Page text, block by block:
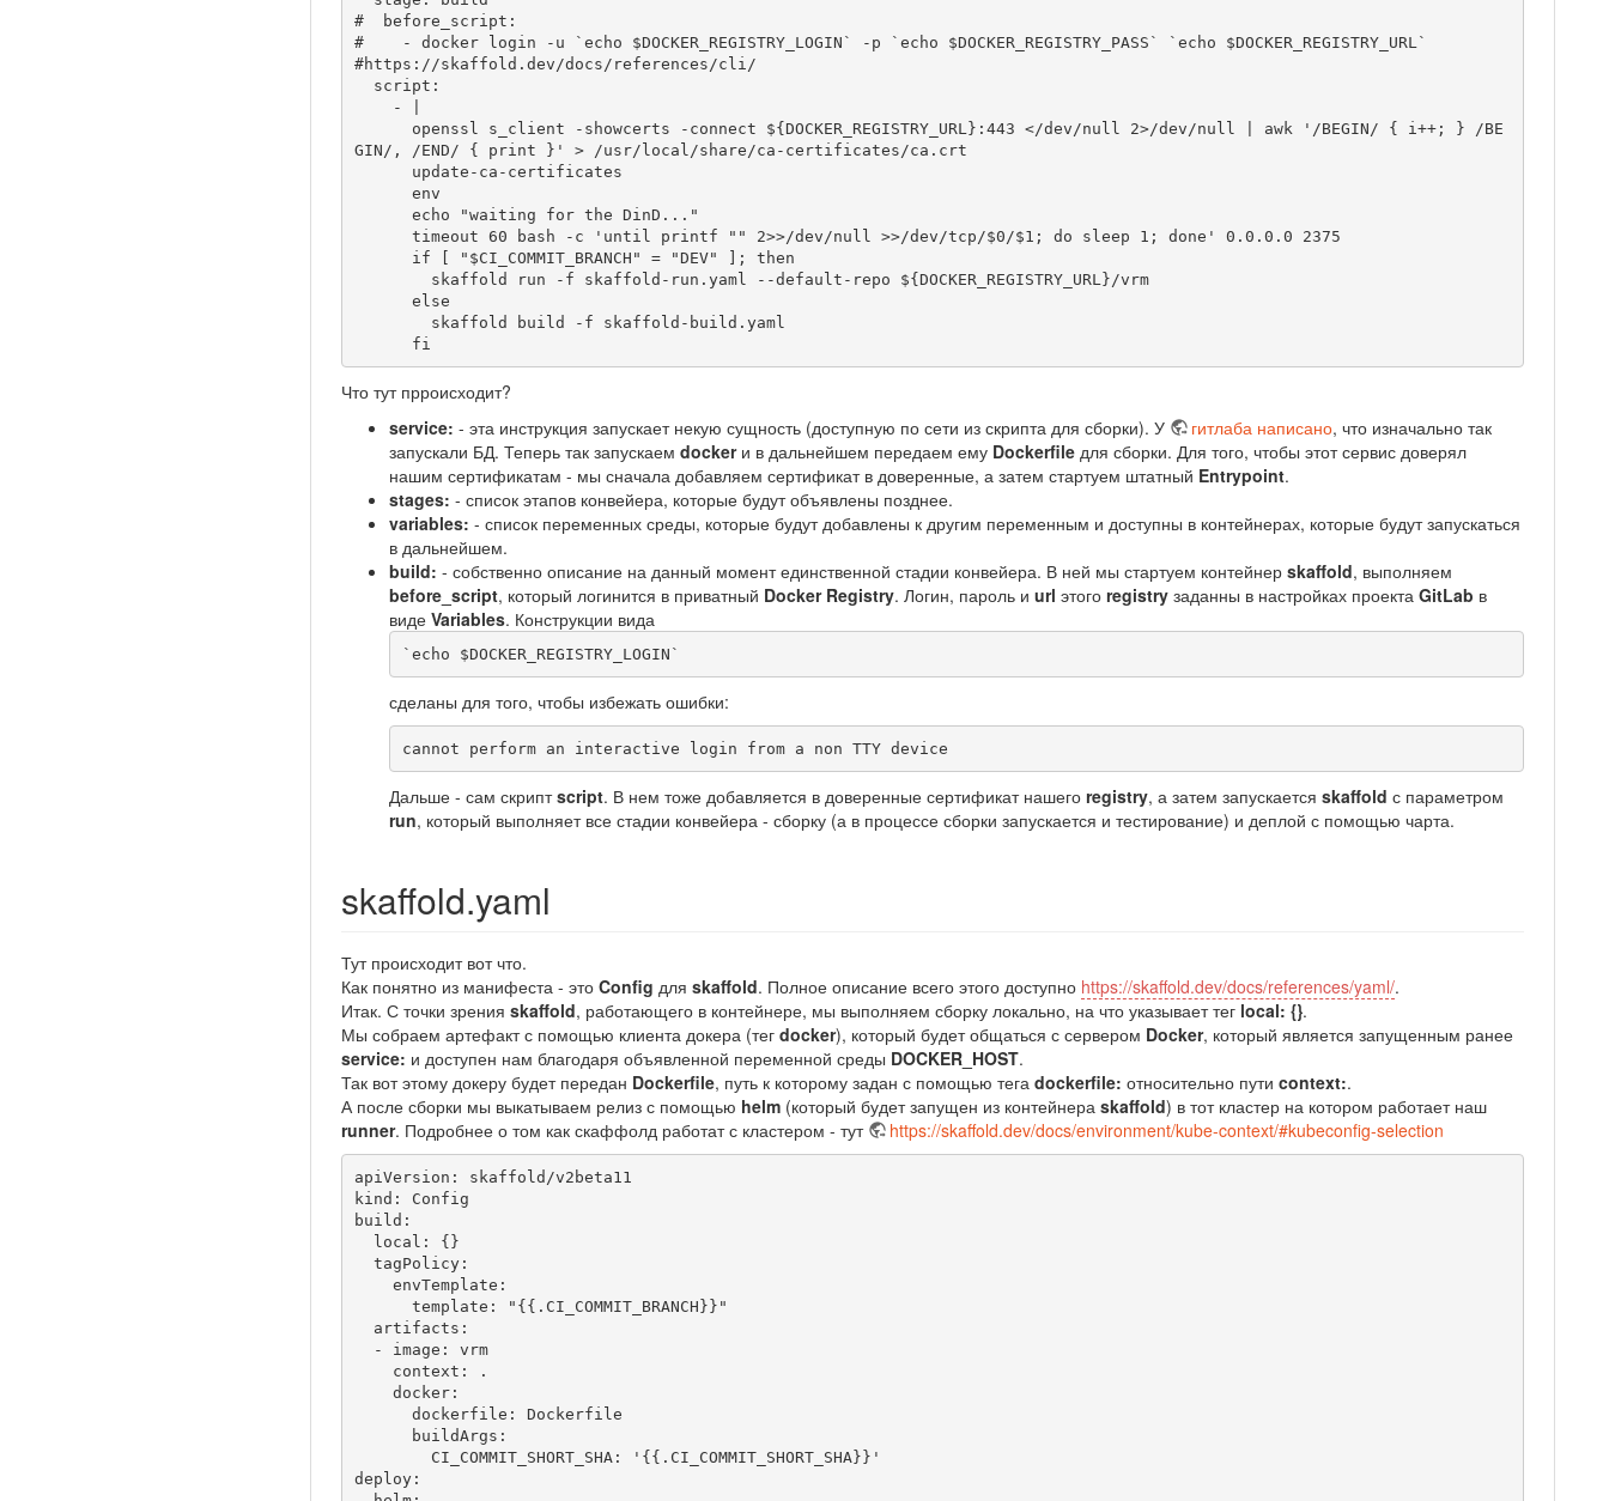
#  before_script:
#    - docker login -u `echo $DOCKER_REGISTRY_LOGIN` -p `echo $DOCKER_REGISTRY_PASS` `echo $DOCKER_REGISTRY_URL`
#https://skaffold.dev/docs/references/cli/
GIN/, /END/ { print }' > /usr/local/share/ca-certificates/ca.crt
      fi
Что тут прроисходит?
service: - эта инструкция запускает некую сущность (доступную по сети из скрипта для сборки). У гитлаба написано, что изначально так
запускали БД. Теперь так запускаем dockerи в дальнейшем передаем ему Dockerfile для сборки. Для того, чтобы этот сервис доверял
нашим сертификатам - мы сначала добавляем сертификат в доверенные, а затем стартуем штатный Entrypoint.
stages: - список этапов конвейера, которые будут объявлены позднее.
variables: - список переменных среды, которые будут добавлены к другим переменным и доступны в контейнерах, которые будут запускаться
в дальнейшем.
build: - собственно описание на данный момент единственной стадии конвейера. В ней мы стартуем контейнер skaffold, выполняем
before_script, который логинится в приватный Docker Registry. Логин, пароль и url этого registry заданны в настройках проекта GitLab в
виде Variables. Конструкции вида
`echo $DOCKER_REGISTRY_LOGIN`
сделаны для того, чтобы избежать ошибки:
cannot perform an interactive login from a non TTY device
Дальше - сам скриптscript. В нем тоже добавляется в доверенные сертификат нашего registry, а затем запускается skaffold с параметром
run, который выполняет все стадии конвейера - сборку (а в процессе сборки запускается и тестирование) и деплой с помощью чарта.
skaffold.yaml
Тут происходит вот что.
Как понятно из манифеста - это Config для skaffold. Полное описание всего этого доступно https://skaffold.dev/docs/references/yaml/.
Итак. С точки зрения skaffold, работающего в контейнере, мы выполняем сборку локально, на что указывает тег local: {}.
Мы собраем артефакт с помощью клиента докера (тег docker), который будет общаться с сервером Docker, который является запущенным ранее
service: и доступен нам благодаря объявленной переменной среды DOCKER_HOST.
Так вот этому докеру будет передан Dockerfile, путь к которому задан с помощью тега dockerfile: относительно пути context:.
А после сборки мы выкатываем релиз с помощью helm (который будет запущен из контейнера skaffold) в тот кластер на котором работает наш
runner. Подробнее о том как скаффолд работат с кластером - тут https://skaffold.dev/docs/environment/kube-context/#kubeconfig-selection
apiVersion: skaffold/v2beta11
kind: Config
build:
deploy: